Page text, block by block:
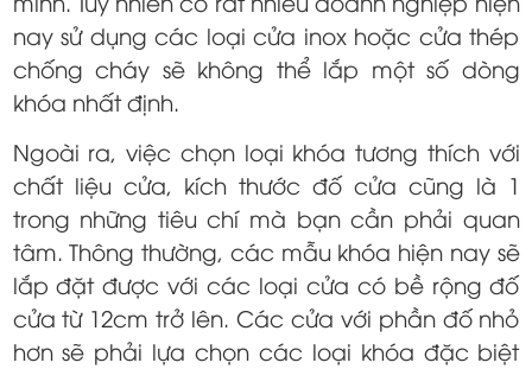
nay sử dụng các loại cửa inox hoặc cửa thép
chống cháy sẽ không thể lắp một số dòng
khóa nhất định.
Ngoài ra, việc chọn loại khóa tương thích với
chất liệu cửa, kích thước đố cửa cũng là 1
trong những tiêu chí mà bạn cần phải quan
tâm. Thông thường, các mẫu khóa hiện nay sẽ
lắp đặt được với các loại cửa có bề rộng đố
cửa từ 12cm trở lên. Các cửa với phần đố nhỏ
hơn sẽ phải lựa chọn các loại khóa đặc biệt